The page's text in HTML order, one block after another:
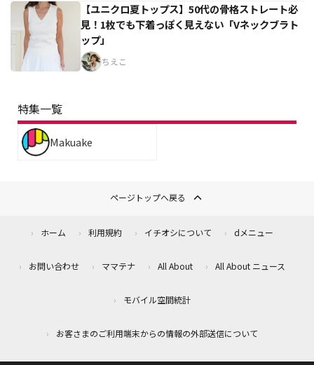
【ユニクロ夏トップス】50代の骨格ストレート必
見！1枚でも下着っぽく見えない「Vネックブラト
ップ」
ちえこ
特集一覧
Makuake
ページトップへ戻る
ホーム 利用規約 イチオシについて dメニュー
お問い合わせ ママテナ All About All About ニュース
モバイル空間統計
お客さまのご利用端末からの情報の外部送信について